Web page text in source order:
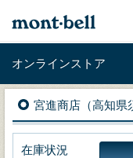
オンラインストア
宮進商店（高知県
在庫状況